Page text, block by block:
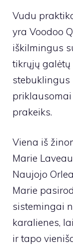
Vudu
yra Voodoo
iškilmingus
tikrųjų
stebuklingus
prakeiks.
Viena iš
Marie
Naujojo
Marie
sistemingai
karalienes,
ir tapo